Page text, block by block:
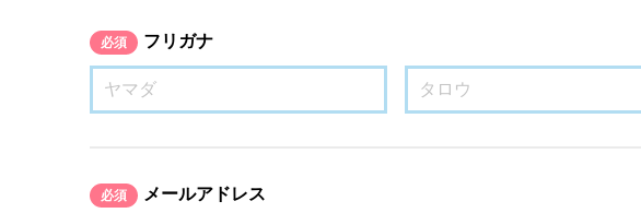
必須 フリガナ
必須 メールアドレス